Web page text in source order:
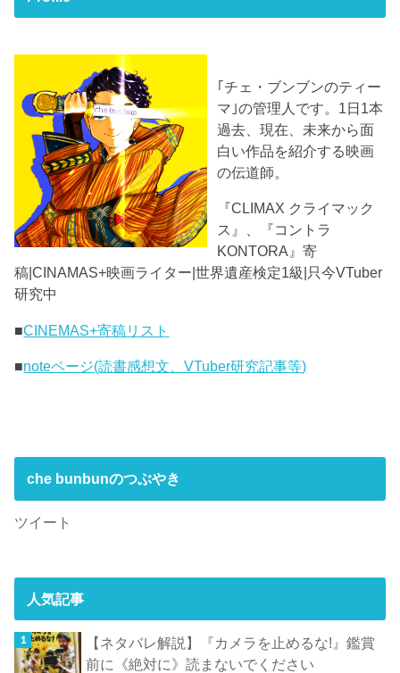
｢チェ・ブンブンのティー
マ｣の管理人です。1日1本
過去、現在、未来から面
白い作品を紹介する映画
の伝道師。
『CLIMAX クライマック
ス』、『コントラ
KONTORA』寄
稿|CINAMAS+映画ライター|世界遺産検定1級|只今VTuber
研究中
■CINEMAS+寄稿リスト
■noteページ(読書感想文、VTuber研究記事等)
che bunbunのつぶやき
ツイート
人気記事
【ネタバレ解説】『カメラを止めるな!』鑑賞
前に《絶対に》読まないでください